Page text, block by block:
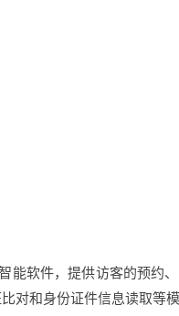
能软件，提供访客的预约
对和身份证件信息读取等